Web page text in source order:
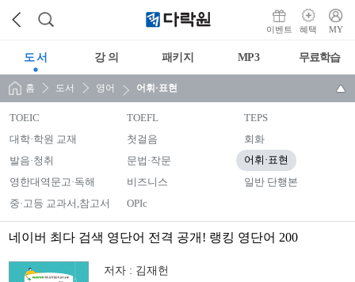
이벤트 혜택 MY
도 서 강 의 패키지 MP3 무료학습
홈 도서 영어 어휘·표현
TOEIC TOEFL
TEPS
대학·학원 교재
첫걸음
회화
발음·청취
문법·작문 어휘·표현
영한대역문고·독해 비즈니스
일반 단행본
중·고등 교과서,참고서
OPIc
네이버 최다 검색 영단어 전격 공개! 랭킹 영단어 200
저자 : 김재헌